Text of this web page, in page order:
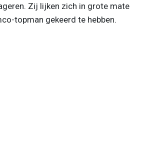
Zij lijken zich in grote mate
topman gekeerd te hebben.